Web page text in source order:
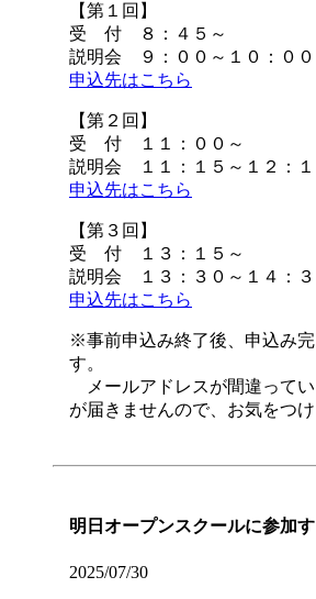
【第１回】
受 付 ８：４５～
説明会 ９：００～１０：００
申込先はこちら
【第２回】
受 付 １１：００～
説明会 １１：１５～１２：１
申込先はこちら
【第３回】
受 付 １３：１５～
説明会 １３：３０～１４：３
申込先はこちら
※事前申込み終了後、申込み
す。
メールアドレスが間違って
が届きませんので、お気をつけ
明日オープンスクールに参加
2025/07/30